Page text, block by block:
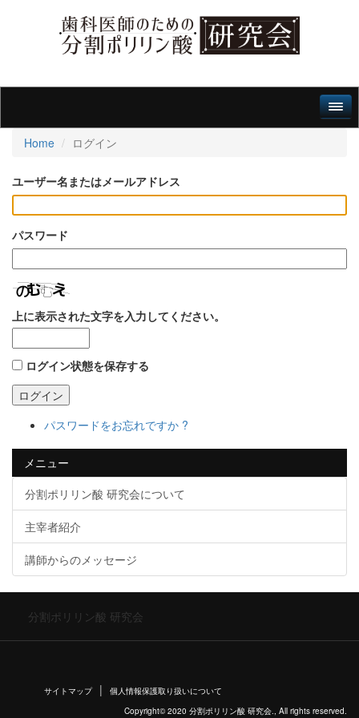
Home ログイン
ユーザー名またはメールアドレス
パスワード
上に表示された文字を入力してください。
ログイン状態を保存する
ログイン
パスワードをお忘れですか ?
メニュー
分割ポリリン酸 研究会について
主宰者紹介
講師からのメッセージ
分割ポリリン酸 研究会
サイトマップ
個人情報保護取り扱いについて
Copyright© 2020 分割ポリリン酸 研究会., All rights reserved.